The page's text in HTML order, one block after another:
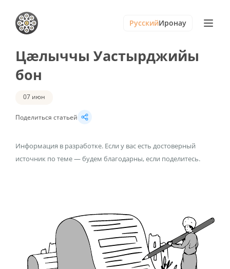
РусскийИронау
Цӕлыччы Уастырджийы
бон
07 июн
Поделиться статьей
Информация в разработке. Если у вас есть достоверный
источник по теме — будем благодарны, если поделитесь.